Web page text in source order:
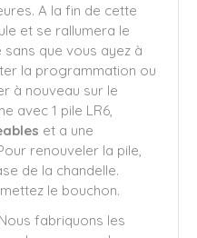
A la fin de cette
et se rallumera le
sans que vous ayez à
la programmation ou
à nouveau sur le
avec 1 pile LR6,
et a une
renouveler la pile,
de la chandelle.
le bouchon.
fabriquons les